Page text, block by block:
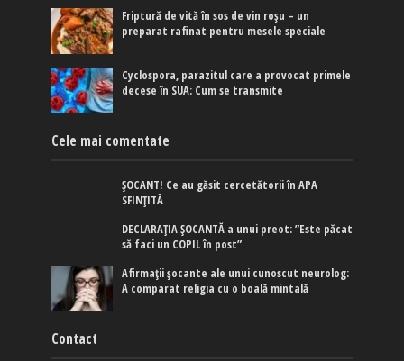
Friptură de vită în sos de vin roșu – un
preparat rafinat pentru mesele speciale
Cyclospora, parazitul care a provocat primele
decese în SUA: Cum se transmite
Cele mai comentate
ȘOCANT! Ce au găsit cercetătorii în APA
SFINȚITĂ
DECLARAȚIA ȘOCANTĂ a unui preot: ”Este păcat
să faci un COPIL în post”
Afirmaţii şocante ale unui cunoscut neurolog:
A comparat religia cu o boală mintală
Contact